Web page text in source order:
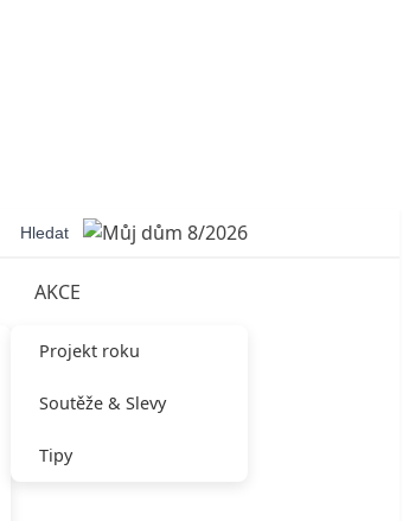
AKCE
Projekt roku
Soutěže & Slevy
Tipy